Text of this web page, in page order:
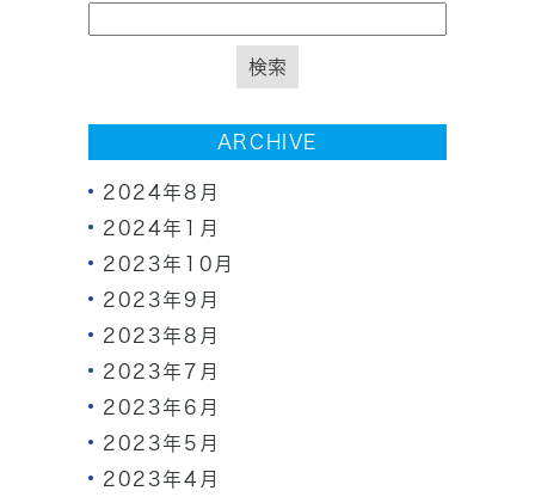
ARCHIVE
2024年8月
2024年1月
2023年10月
2023年9月
2023年8月
2023年7月
2023年6月
2023年5月
2023年4月